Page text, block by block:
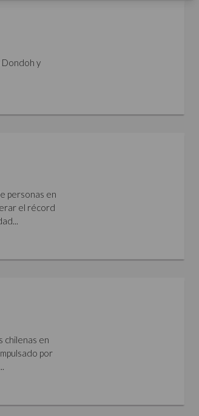
y
personas en
el récord
chilenas en
por